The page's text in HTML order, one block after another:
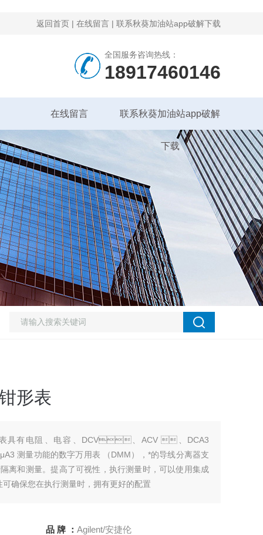
返回首页 | 在线留言 | 联系秋葵加油站app破解下载
全国服务咨询热线：
18917460146
在线留言 联系秋葵加油站app破解
下载
形表
具有电阻、电容、DCV、ACV 、DCA3
功能的数字万用表 （DMM），*的导线分离器支
测量。提高了可视性，执行测量时，可以使用集成
确保您在执行测量时，拥有更好的配置
品 牌 ： Agilent/安捷伦